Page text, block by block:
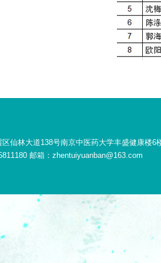
仙林大道138号南京中医药大学丰盛健康楼6
邮箱：zhentuiyuanban@163.com